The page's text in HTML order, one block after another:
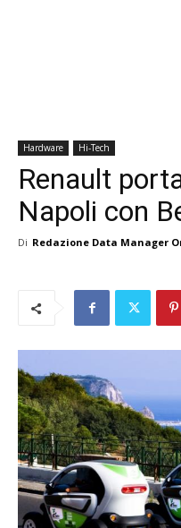
Hardware Hi-Tech
Renault
Napoli con
Di Redazione Data Manager